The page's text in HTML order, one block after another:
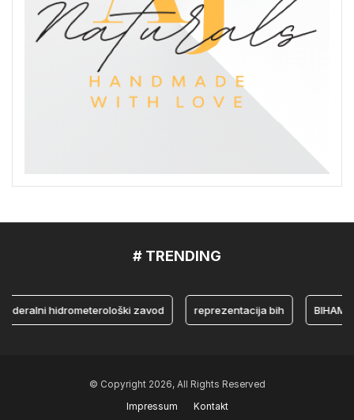
# TRENDING
hidrometerološki zavod reprezentacija bih BIHAMK
© Copyright 2026, All Rights Reserved
Impressum
Kontakt